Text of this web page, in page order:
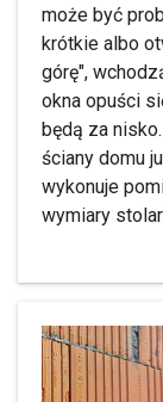
może być
krótkie albo
górę",
okna opuści
będą za
ściany domu
wykonuje
wymiary